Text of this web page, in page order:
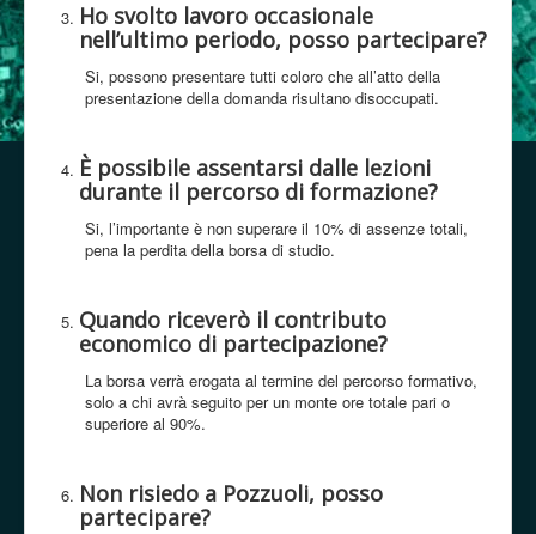
Ho svolto lavoro occasionale
nell’ultimo periodo, posso partecipare?
Si, possono presentare tutti coloro che all’atto della
presentazione della domanda risultano disoccupati.
È possibile assentarsi dalle lezioni
durante il percorso di formazione?
Si, l’importante è non superare il 10% di assenze totali,
pena la perdita della borsa di studio.
Quando riceverò il contributo
economico di partecipazione?
La borsa verrà erogata al termine del percorso formativo,
solo a chi avrà seguito per un monte ore totale pari o
superiore al 90%.
Non risiedo a Pozzuoli, posso
partecipare?